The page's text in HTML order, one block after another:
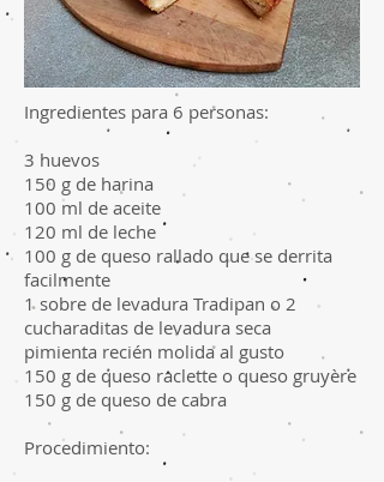
Ingredientes para 6 personas:
3 huevos
150 g de harina
100 ml de aceite
120 ml de leche
100 g de queso rallado que se derrita
facilmente
1 sobre de levadura Tradipan o 2
cucharaditas de levadura seca
pimienta recién molida al gusto
150 g de queso raclette o queso gruyère
150 g de queso de cabra
Procedimiento: